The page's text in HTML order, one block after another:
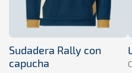
Sudadera Rally con
capucha